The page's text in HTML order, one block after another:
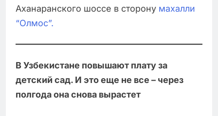
Аханаранского шоссе в сторону махалли
“Олмос”.
В Узбекистане повышают плату за
детский сад. И это еще не все – через
полгода она снова вырастет